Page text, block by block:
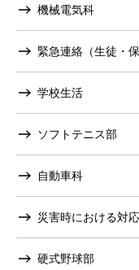
機械電気科
緊急連絡（生徒・保
学校生活
ソフトテニス部
自動車科
災害時における対
硬式野球部